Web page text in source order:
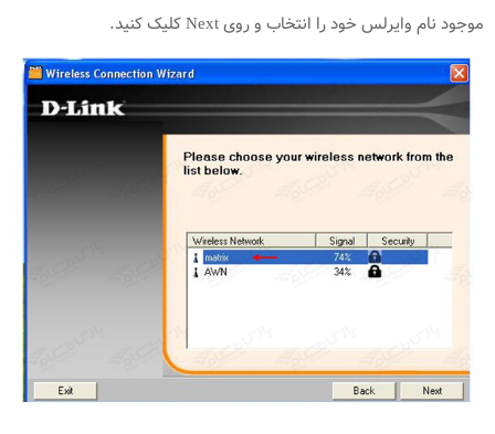
موجود نام وایرلس خود را انتخاب و روی Next کلیک کنید.